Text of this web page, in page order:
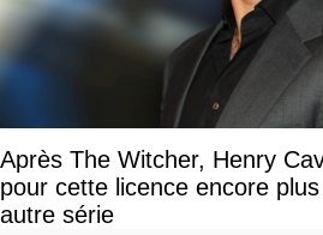
Après The Witcher, Henry
pour cette licence encore
autre série